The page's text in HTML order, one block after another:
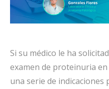
Si su médico le ha
examen de proteinuria
una serie de indicaciones